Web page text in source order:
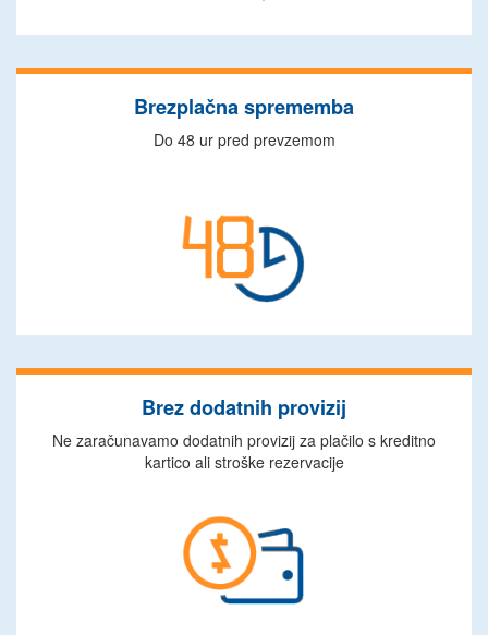
Brezplačna sprememba
Do 48 ur pred prevzemom
Brez dodatnih provizij
Ne zaračunavamo dodatnih provizij za plačilo s kreditno
kartico ali stroške rezervacije